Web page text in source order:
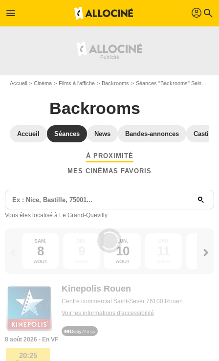
menu profil search
Accueil Cinéma Films à l'affiche Backrooms Séances "Backrooms" Seine-Maritime
Backrooms
Accueil Séances News Bandes-annonces Casting
À PROXIMITÉ
MES CINÉMAS FAVORIS
Vous êtes localisé à Le Grand-Quevilly
SAM.
8
AOÛT
LUN.
10
AOÛT
12
Kinepolis Rouen
Centre commercial Saint-Sever 76100 Rouen
Voir les informations d'accessibilité
8 août 2026 - En VF
20:25